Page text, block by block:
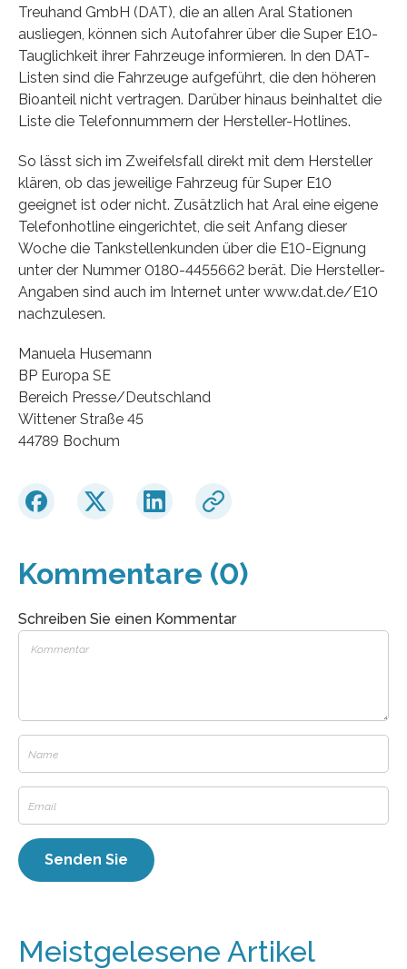
Treuhand GmbH (DAT), die an allen Aral Stationen
ausliegen, können sich Autofahrer über die Super E10-
Tauglichkeit ihrer Fahrzeuge informieren. In den DAT-
Listen sind die Fahrzeuge aufgeführt, die den höheren
Bioanteil nicht vertragen. Darüber hinaus beinhaltet die
Liste die Telefonnummern der Hersteller-Hotlines.
So lässt sich im Zweifelsfall direkt mit dem Hersteller
klären, ob das jeweilige Fahrzeug für Super E10
geeignet ist oder nicht. Zusätzlich hat Aral eine eigene
Telefonhotline eingerichtet, die seit Anfang dieser
Woche die Tankstellenkunden über die E10-Eignung
unter der Nummer 0180-4455662 berät. Die Hersteller-
Angaben sind auch im Internet unter www.dat.de/E10
nachzulesen.
Manuela Husemann
BP Europa SE
Bereich Presse/Deutschland
Wittener Straße 45
44789 Bochum
Kommentare (0)
Schreiben Sie einen Kommentar
Meistgelesene Artikel